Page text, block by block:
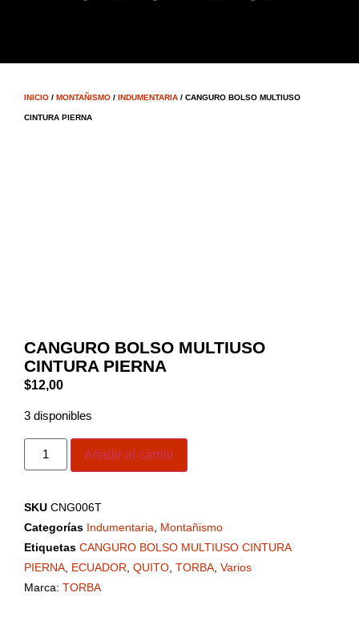
INICIO / MONTAÑISMO / INDUMENTARIA / CANGURO BOLSO MULTIUSO
CINTURA PIERNA
CANGURO BOLSO MULTIUSO
CINTURA PIERNA
$12,00
3 disponibles
Añadir al carrito
SKU CNG006T
Categorías Indumentaria
Montañismo
Etiquetas CANGURO BOLSO MULTIUSO CINTURA
PIERNA ECUADOR QUITO TORBA Varios
Marca: TORBA